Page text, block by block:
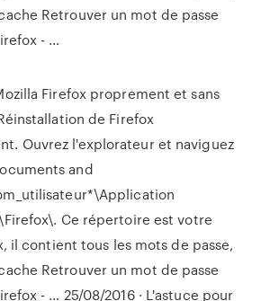
Retrouver un mot de passe
- …
Firefox proprement et sans
de Firefox
Ouvrez l'explorateur et naviguez
and
Ce répertoire est votre
il contient tous les mots de passe,
Retrouver un mot de passe
- … 25/08/2016 · L'astuce pour